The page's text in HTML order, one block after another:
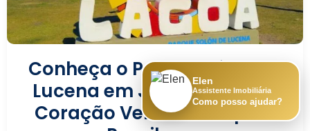
Conheça o Parque Sólon de
Lucena em João Pessoa: O
Coração Verde da Capital
Elen
Assistente Imobiliária
Como posso ajudar?